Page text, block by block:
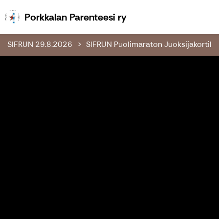
Porkkalan Parenteesi ryPorkkalan
SIFRUN 29.8.2026 SIFRUN Puolimaraton Juoksijakortilla